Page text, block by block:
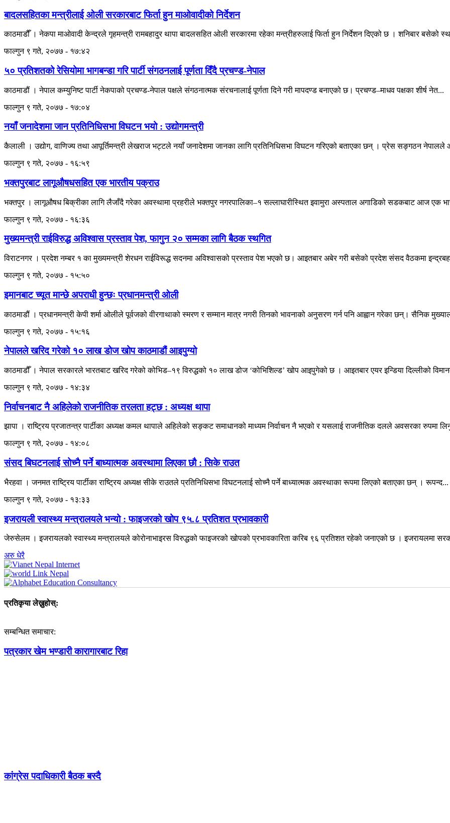
बादलसहितका मन्त्रीलाई ओली सरकारबाट फिर्ता हुन माओवादीको निर्देशन
काठमाडौँ । नेकपा माओवादी केन्द्रले गृहमन्त्री रामबहादुर थापा बादलसहित ओली सरकारमा रहेका मन्त्रीहरुलाई फिर्ता हुन निर्देशन दिएको छ । शनिबार बसेको
फाल्गुन ९ गते, २०७७ - १७:४२
५० प्रतिशतको रेसियोमा भागबन्डा गरि पार्टी संगठनलाई पूर्णता दिँदै प्रचण्ड-नेपाल
काठमाडौं । नेपाल कम्युनिष्ट पार्टी नेकपाको प्रचण्ड-नेपाल पक्षले संगठनात्मक संरचनालाई पूर्णता दिने गरी मापदण्ड बनाएको छ। प्रचण्ड–माधव पक्षका शीर्ष नेत...
फाल्गुन ९ गते, २०७७ - १७:०४
नयाँ जनादेशमा जान प्रतिनिधिसभा विघटन भयो : उद्योगमन्त्री
कैलाली । उद्योग, वाणिज्य तथा आपूर्तिमन्त्री लेखराज भट्टले नयाँ जनादेशमा जानका लागि प्रतिनिधिसभा विघटन गरिएको बताएका छन् । प्रेस सङ्गठन नेपालले
फाल्गुन ९ गते, २०७७ - १६:५९
भक्तपुरबाट लागूऔषधसहित एक भारतीय पक्राउ
भक्तपुर । लागूऔषध बिक्रीका लागि लैजाँदै गरेका अवस्थामा प्रहरीले भक्तपुर नगरपालिका–१ सल्लाघारीस्थित इवामुरा अस्पताल अगाडिको सडकबाट आज एक
फाल्गुन ९ गते, २०७७ - १६:३६
मुख्यमन्त्री राईविरुद्ध अविश्वास प्रस्ताव पेश, फागुन २० सम्मका लागि बैठक स्थगित
विराटनगर । प्रदेश नम्बर १ का मुख्यमन्त्री शेरधन राईविरूद्ध सदनमा अविश्वासको प्रस्ताव पेश भएको छ। आइतबार अबेर गरी बसेको प्रदेश संसद वैठकमा
फाल्गुन ९ गते, २०७७ - १५:५०
इमानबाट च्यूत मान्छे अपराधी हुन्छः प्रधानमन्त्री ओली
काठमाडौं । प्रधानमन्त्री केपी शर्मा ओलीले पूर्वजको वीरगाथाको स्मरण र सम्मान मात्र नगरी तिनको भावनाको अनुसरण गर्न पनि आह्वान गरेका छन्। सैनिक
फाल्गुन ९ गते, २०७७ - १५:१६
नेपालले खरिद गरेको १० लाख डोज खोप काठमाडौं आइपुग्यो
काठमाडौँ । नेपाल सरकारले भारतबाट खरिद गरेको कोभिड–१९ विरुद्धको १० लाख डोज ‘कोभिशिल्ड’ खोप आइपुगेको छ । आइतबार एयर इन्डिया दिल्लीको
फाल्गुन ९ गते, २०७७ - १४:३४
निर्वाचनबाट नै अहिलेको राजनीतिक तरलता हट्छ : अध्यक्ष थापा
झापा । राष्ट्रिय प्रजातन्त्र पार्टीका अध्यक्ष कमल थापाले अहिलेको सङ्कट समाधानको माध्यम निर्वाचन नै भएको र यसलाई राजनीतिक दलले अवसरका रुपमा
फाल्गुन ९ गते, २०७७ - १४:०८
संसद बिघटनलाई सोच्नै पर्ने बाध्यात्मक अवस्थामा लिएका छौ : सिके राउत
भैरहवा । जनमत राष्ट्रिय पार्टीका राष्ट्रिय अध्यक्ष सीके राउतले प्रतिनिधिसभा विघटनलाई सोच्नै पर्ने बाध्यात्मक अवस्थाका रूपमा लिएको बताएका छन् । रूपन्द...
फाल्गुन ९ गते, २०७७ - १३:३३
इजरायली स्वास्थ्य मन्त्रालयले भन्यो : फाइजरको खोप ९५.८ प्रतिशत प्रभावकारी
जेरुसेलम । इजरायलको स्वास्थ्य मन्त्रालयले कोरोनाभाइरस विरुद्धको फाइजरको खोपको प्रभावकारिता करिब ९६ प्रतिशत रहेको जनाएको छ । इजरायलमा
अरु धेरै
प्रतिकृया लेख्नुहोस्:
सम्बन्धित समाचार:
पत्रकार खेम भण्डारी कारागारबाट रिहा
कांग्रेस पदाधिकारी बैठक बस्दै